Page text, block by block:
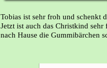
Tobias ist sehr froh und schenkt
Jetzt ist auch das Christkind
nach Hause die Gummibärchen